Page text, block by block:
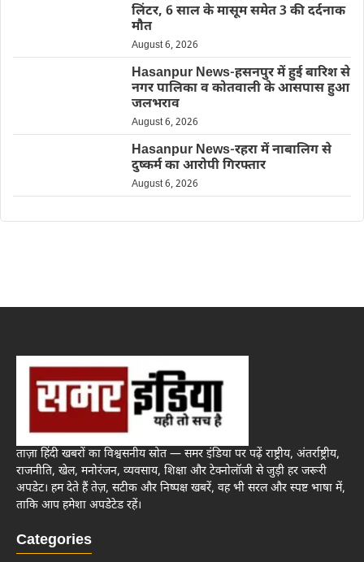
लिंटर, 6 साल के मासूम समेत 3 की दर्दनाक
मौत
August 6, 2026
Hasanpur News-हसनपुर में हुई बारिश से
नगर पालिका व कोतवाली के आसपास हुआ
जलभराव
August 6, 2026
Hasanpur News-रहरा में नाबालिग से
दुष्कर्म का आरोपी गिरफ्तार
August 6, 2026
ताज़ा हिंदी खबरों का विश्वसनीय स्रोत — समर इंडिया पर पढ़ें राष्ट्रीय, अंतर्राष्ट्रीय,
राजनीति, खेल, मनोरंजन, व्यवसाय, शिक्षा और टेक्नोलॉजी से जुड़ी हर जरूरी
अपडेट। हम देते हैं तेज़, सटीक और निष्पक्ष खबरें, वह भी सरल और स्पष्ट भाषा में,
ताकि आप हमेशा अपडेटेड रहें।
Categories